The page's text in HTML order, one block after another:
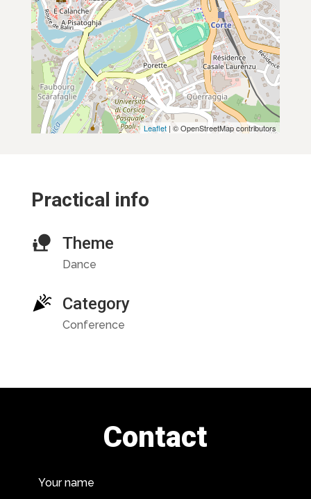
Leaflet | © OpenStreetMap contributors
Practical info
Theme
Dance
Category
Conference
Contact
Your name